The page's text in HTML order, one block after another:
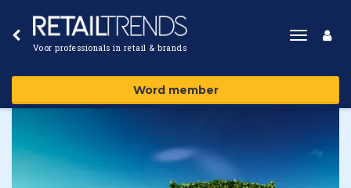
Voor professionals in retail & brands
Toggle
Word member